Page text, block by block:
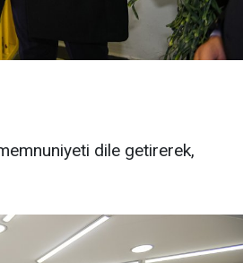
dile getirerek,